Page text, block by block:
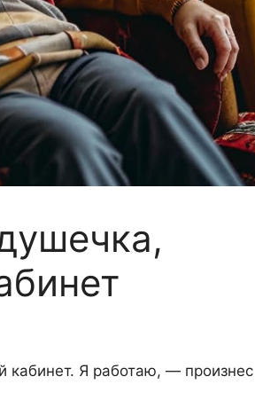
Я работаю, — произнес